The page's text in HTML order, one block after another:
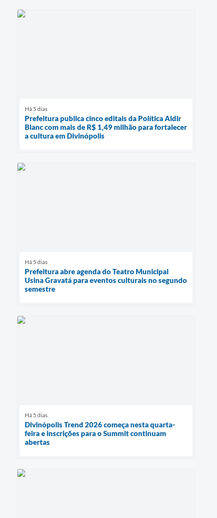
Há 5 dias
Prefeitura publica cinco editais da Política Aldir
Blanc com mais de R$ 1,49 milhão para fortalecer
a cultura em Divinópolis
Há 5 dias
Prefeitura abre agenda do Teatro Municipal
Usina Gravatá para eventos culturais no segundo
semestre
Há 5 dias
Divinópolis Trend 2026 começa nesta quarta-
feira e inscrições para o Summit continuam
abertas